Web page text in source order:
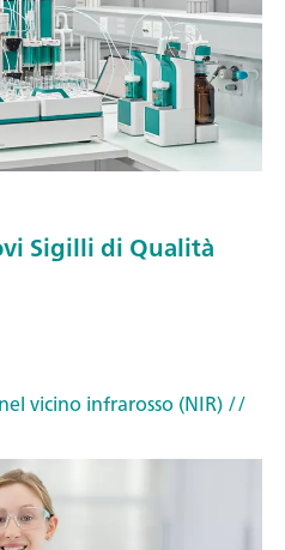
Sigilli di Qualità
vicino infrarosso (NIR)//